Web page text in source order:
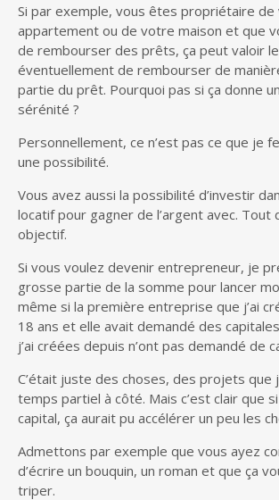
Si par exemple, vous êtes propriétaire
appartement ou de votre maison et que
de rembourser des prêts, ça peut valoir
éventuellement de rembourser de
partie du prêt. Pourquoi pas si ça donne
sérénité ?
Personnellement, ce n’est pas ce que je
une possibilité.
Vous avez aussi la possibilité d’investir
locatif pour gagner de l’argent avec.
objectif.
Si vous voulez devenir entrepreneur, je
grosse partie de la somme pour lancer
même si la première entreprise que j’ai
18 ans et elle avait demandé des
j’ai créées depuis n’ont pas demandé de
C’était juste des choses, des projets que
temps partiel à côté. Mais c’est clair que si
capital, ça aurait pu accélérer un peu les
Admettons par exemple que vous ayez
d’écrire un bouquin, un roman et que ça
triper.